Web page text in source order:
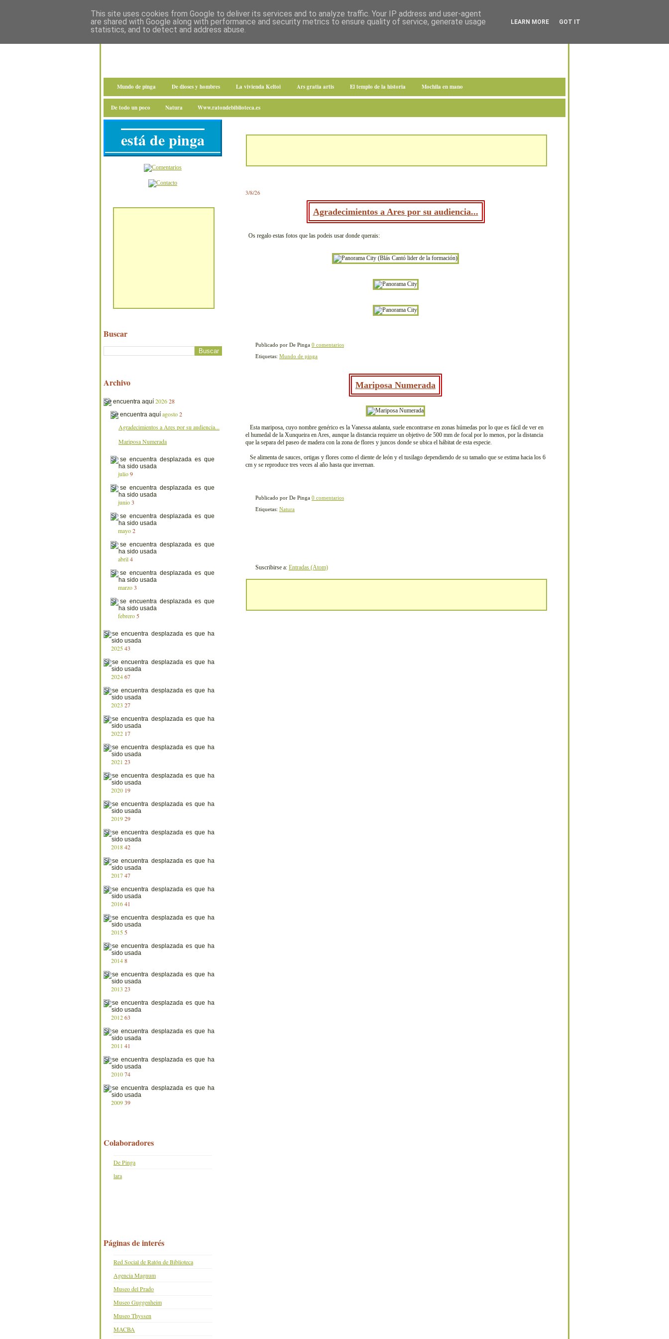
Mundo de pinga De dioses y hombres La vivienda Keltoi Ars gratia artis El templo de la historia Mochila en mano
De todo un poco Natura Www.ratondebiblioteca.es
3/8/26
Agradecimientos a Ares por su audiencia...
Os regalo estas fotos que las podeis usar donde querais:
Publicado por De Pinga 0 comentarios
Etiquetas: Mundo de pinga
Mariposa Numerada
Esta mariposa, cuyo nombre genérico es la Vanessa atalanta, suele encontrarse en zonas húmedas por lo que es fácil de ver en
el humedal de la Xunqueira en Ares, aunque la distancia requiere un objetivo de 500 mm de focal por lo menos, por la distancia
que la separa del paseo de madera con la zona de flores y juncos donde se ubica el hábitat de esta especie.
Se alimenta de sauces, ortigas y flores como el diente de león y el tusilago dependiendo de su tamaño que se estima hacia los 6
cm y se reproduce tres veces al año hasta que invernan.
Publicado por De Pinga 0 comentarios
Etiquetas: Natura
Suscribirse a: Entradas (Atom)
está de pinga
Buscar
Archivo
202628
agosto 2
Agradecimientos a Ares por su audiencia...
Mariposa Numerada
julio 9
junio 3
mayo 2
abril 4
marzo 3
febrero 5
202543
202467
2023 27
2022 17
2021 23
2020 19
201929
201842
201747
201641
2015 5
20148
2013 23
201263
2011 41
201074
200939
Colaboradores
De Pinga
lara
Páginas de interés
Red Social de Ratón de Biblioteca
Agencia Magnum
Museo del Prado
Museo Guggenheim
Museo Thyssen
MACBA
This site uses cookies from Google to deliver its services and to analyze traffic. Your IP address and user-agent
are shared with Google along with performance and security metrics to ensure quality of service, generate usage
statistics, and to detect and address abuse.
LEARN MORE GOT IT